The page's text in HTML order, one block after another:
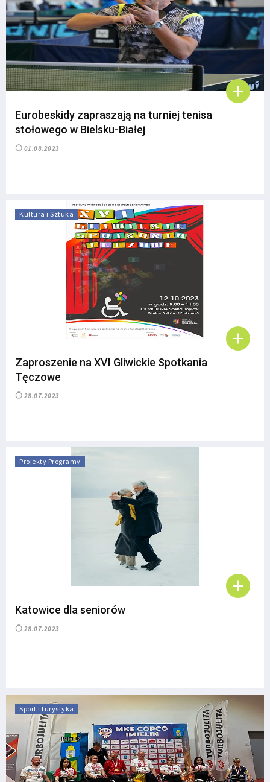
Eurobeskidy zapraszają na turniej tenisa
stołowego w Bielsku-Białej
01.08.2023
Kultura i Sztuka
Zaproszenie na XVI Gliwickie Spotkania
Tęczowe
28.07.2023
Projekty Programy
Katowice dla seniorów
28.07.2023
Sport i turystyka